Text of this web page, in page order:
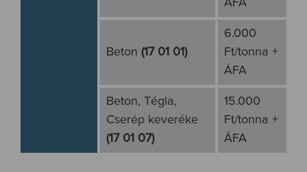
ÁFA
Beton (17 01 01)
6.000
Ft/tonna +
ÁFA
Beton, Tégla,
Cserép keveréke
(17 01 07)
15.000
Ft/tonna +
ÁFA